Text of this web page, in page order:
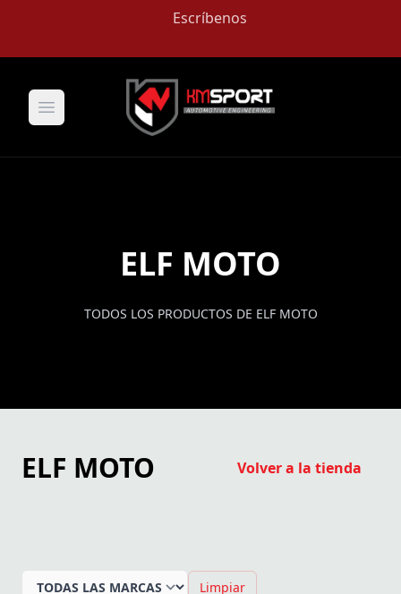
Escríbenos
Open main menu
ELF MOTO
TODOS LOS PRODUCTOS DE ELF MOTO
ELF MOTO Volver a la tienda
Limpiar